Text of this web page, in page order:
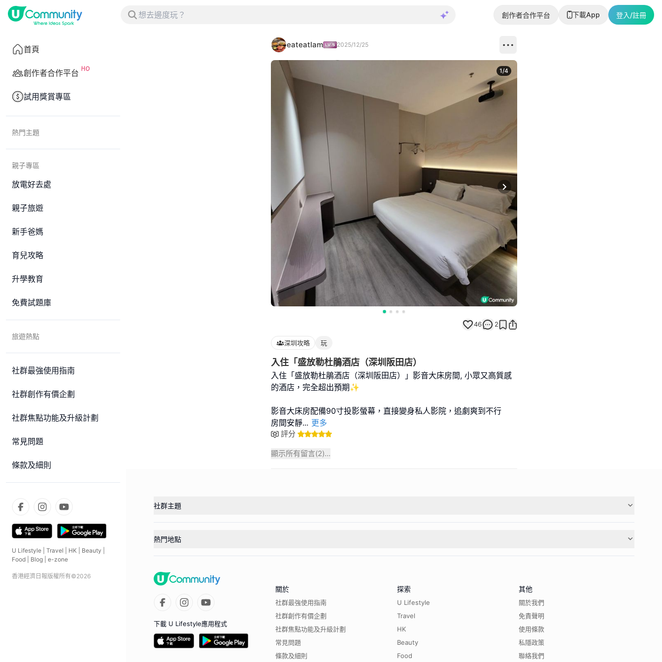
創作者合作平台 下載App 登入/註冊
首頁
創作者合作平台
試用獎賞專區
熱門主題
親子專區
放電好去處
親子旅遊
新手爸媽
育兒攻略
升學教育
免費試題庫
旅遊熱點
社群最強使用指南
社群創作有價企劃
社群焦點功能及升級計劃
常見問題
條款及細則
U Lifestyle Travel HK Beauty
Food
Blog e-zone
香港經濟日報版權所有©2026
eateatlam 2025/12/25
Next slide
1/4
46 2
深圳攻略 玩
入住「盛放勒杜鵑酒店（深圳阪田店）
入住「盛放勒杜鵑酒店（深圳阪田店）」影音大床房間, 小眾又高質感
的酒店，完全超出預期✨
影音大床房配備90寸投影螢幕，直接變身私人影院，追劇爽到不行
房間安靜... 更多
評分
顯示所有留言(2)...
社群主題
熱門地點
下載 U Lifestyle應用程式
關於
社群最強使用指南
社群創作有價企劃
社群焦點功能及升級計劃
常見問題
條款及細則
探索
U Lifestyle
Travel
HK
Beauty
Food
其他
關於我們
免責聲明
使用條款
私隱政策
聯絡我們